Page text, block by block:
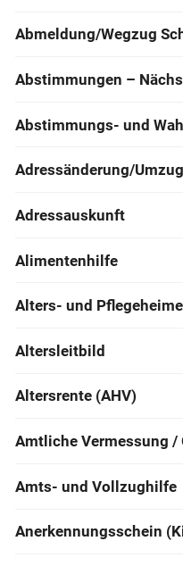
Abmeldung/Wegzug
Abstimmungen –
Abstimmungs- und
Adressänderung/
Adressauskunft
Alimentenhilfe
Alters- und Pflegeheime
Altersleitbild
Altersrente (AHV)
Amtliche Vermessung /
Amts- und Vollzughilfe
Anerkennungsschein